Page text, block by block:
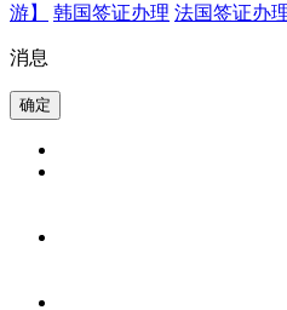
游】
韩国签证办理 法国签证办
消息